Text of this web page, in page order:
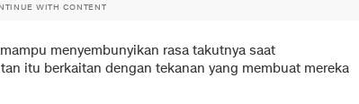
WITH CONTENT
menyembunyikan rasa takutnya saat
itu berkaitan dengan tekanan yang membuat mereka